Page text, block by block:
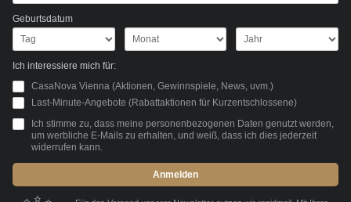
Geburtsdatum
Ich interessiere mich für:
CasaNova Vienna (Aktionen, Gewinnspiele, News, uvm.)
Last-Minute-Angebote (Rabattaktionen für Kurzentschlossene)
Ich stimme zu, dass meine personenbezogenen Daten genutzt werden,
um werbliche E-Mails zu erhalten, und weiß, dass ich dies jederzeit
widerrufen kann.
Anmelden